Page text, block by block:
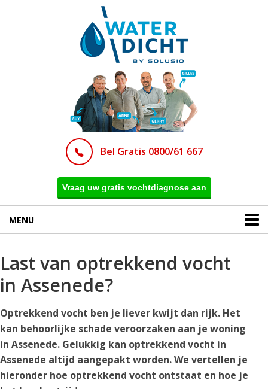
Bel Gratis 0800/61 667
Vraag uw gratis vochtdiagnose aan
MENU
Last van optrekkend vocht
in Assenede?
Optrekkend vocht ben je liever kwijt dan rijk. Het
kan behoorlijke schade veroorzaken aan je woning
in Assenede. Gelukkig kan optrekkend vocht in
Assenede altijd aangepakt worden. We vertellen je
hieronder hoe optrekkend vocht ontstaat en hoe je